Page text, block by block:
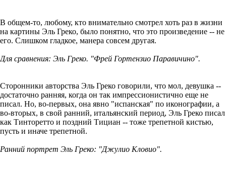
В общем-то, любому, кто внимательно смотрел хоть раз в жизни
на картины Эль Греко, было понятно, что это произведение -- не
его. Слишком гладкое, манера совсем другая.
Для сравнения: Эль Греко. "Фрей Гортензио Паравичино".
Сторонники авторства Эль Греко говорили, что мол, девушка --
достаточно ранняя, когда он так импрессионистично еще не
писал. Но, во-первых, она явно "испанская" по иконографии, а
во-вторых, в свой ранний, итальянский период, Эль Греко писал
как Тинторетто и поздний Тициан -- тоже трепетной кистью,
пусть и иначе трепетной.
Ранний портрет Эль Греко: "Джулио Кловио".